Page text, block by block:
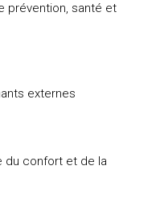
prévention, santé et
externes
du confort et de la